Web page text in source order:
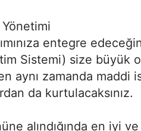
entegre
Sistemi) size büyük
aynı zamanda maddi
da kurtulacaksınız.
alındığında en iyi